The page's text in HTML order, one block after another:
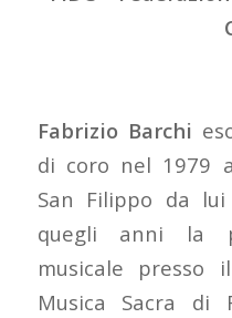
Fabrizio Barchi
di coro nel 1979
San Filippo da
quegli anni la
musicale presso
Musica Sacra di